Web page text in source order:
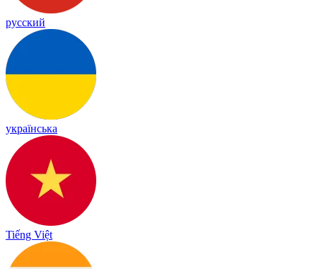
русский
українська
Tiếng Việt